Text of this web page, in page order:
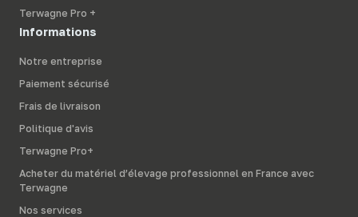
Terwagne Pro +
Informations
Notre entreprise
Paiement sécurisé
Frais de livraison
Politique d'avis
Terwagne Pro+
Acheter du matériel d’élevage professionnel en France avec
Terwagne
Nos services